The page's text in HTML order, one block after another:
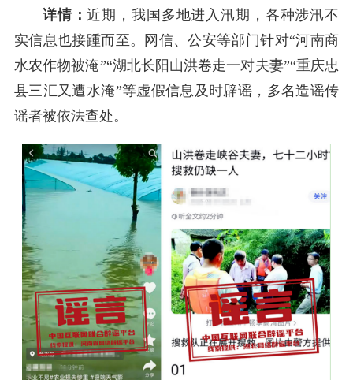
详情：近期，我国多地进入汛期，各种涉汛不
实信息也接踵而至。网信、公安等部门针对“河南商
水农作物被淹”“湖北长阳山洪卷走一对夫妻”“重庆忠
县三汇又遭水淹”等虚假信息及时辟谣，多名造谣传
谣者被依法查处。